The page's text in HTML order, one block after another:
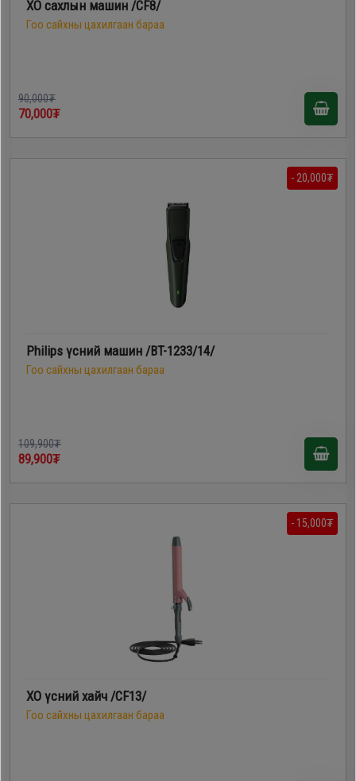
XO сахлын машин /CF8/
Гоо сайхны цахилгаан бараа
90,000₮
70,000₮
- 20,000₮
Philips үсний машин /BT-1233/14/
Гоо сайхны цахилгаан бараа
109,900₮
89,900₮
- 15,000₮
XO үсний хайч /CF13/
Гоо сайхны цахилгаан бараа